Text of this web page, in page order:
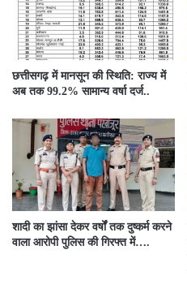
छत्तीसगढ़ में मानसून की स्थिति: राज्य में
अब तक 99.2% सामान्य वर्षा दर्ज..
शादी का झांसा देकर वर्षों तक दुष्कर्म करने
वाला आरोपी पुलिस की गिरफ्त में….